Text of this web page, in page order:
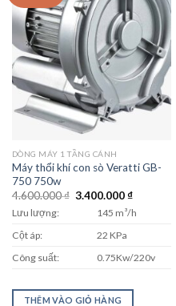
DÒNG MÁY 1 TẦNG CÁNH
Máy thổi khí con sò Veratti GB-
750 750w
4.600.000₫ Giá
3.400.000₫Giá
tại
Lưu lượng:
145 m³/h
Cột áp:
22 KPa
Công suất:
0.75Kw/220v
THÊM VÀO GIỎ HÀNG